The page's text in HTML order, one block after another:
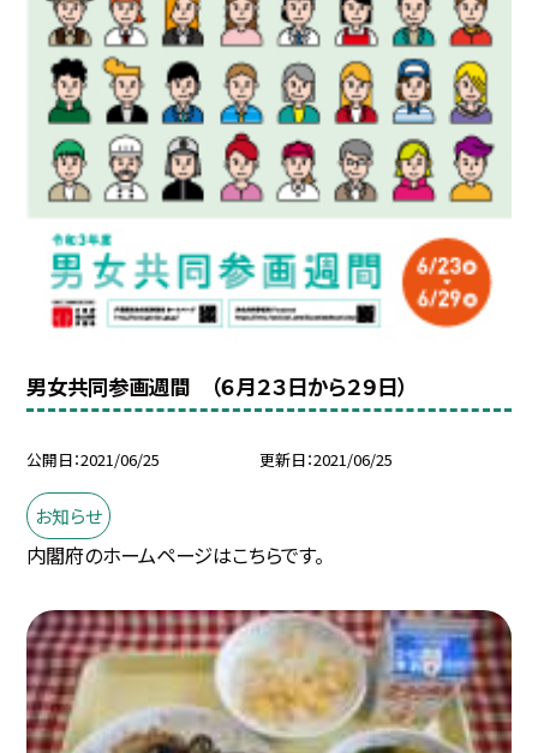
男女共同参画週間 （６月２３日から２９日）
公開日 2021/06/25 更新日 2021/06/25
お知らせ
内閣府のホームページはこちらです。